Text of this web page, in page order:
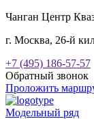
Чанган Центр
г. Москва, 26-й
+7 (495) 186-57-57
Обратный звонок
Проложить
Модельный ряд